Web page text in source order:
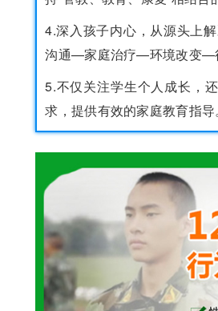
4.深入孩子内心，从源头上
沟通—家庭治疗—环境改变—
5.不仅关注学生个人成长，
求，提供有效的家庭教育指